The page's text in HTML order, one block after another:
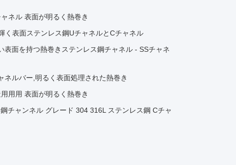
ネル 表面が明るく熱巻き
く表面ステンレス鋼UチャネルとCチャネル
表面を持つ熱巻きステンレス鋼チャネル - SSチャネ
ルバー,明るく表面処理された熱巻き
用用 表面が明るく熱巻き
チャンネル グレード 304 316L ステンレス鋼 Cチャ